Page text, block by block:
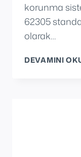
korunma
62305
olarak…
DEVAMINI